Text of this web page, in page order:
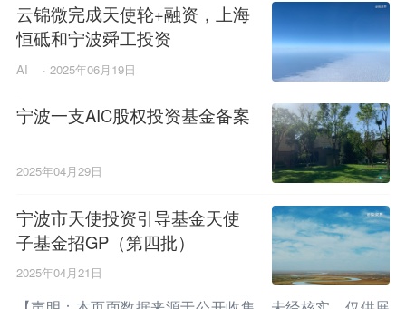
云锦微完成天使轮+融资，上海
恒砥和宁波舜工投资
AI · 2025年06月19日
宁波一支AIC股权投资基金备案
2025年04月29日
宁波市天使投资引导基金天使
子基金招GP（第四批）
2025年04月21日